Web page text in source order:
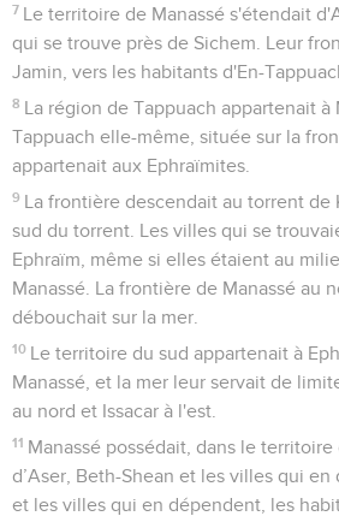
7 Le territoire de Manassé s'étendait
qui se trouve près de Sichem. Leur
Jamin, vers les habitants d'En-
8 La région de Tappuach appartenait à
Tappuach elle-même, située sur la
appartenait aux Ephraïmites.
9 La frontière descendait au torrent de
sud du torrent. Les villes qui se
Ephraïm, même si elles étaient au
Manassé. La frontière de Manassé au
débouchait sur la mer.
10 Le territoire du sud appartenait à
Manassé, et la mer leur servait de
au nord et Issacar à l'est.
11 Manassé possédait, dans le territoire
d’Aser, Beth-Shean et les villes qui
et les villes qui en dépendent, les